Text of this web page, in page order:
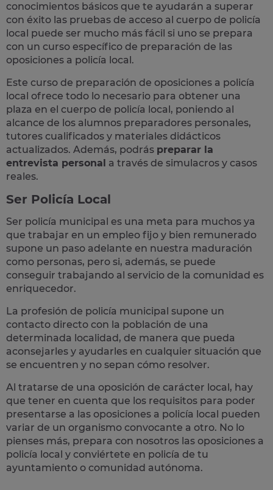
conocimientos básicos que te ayudarán a superar
con éxito las pruebas de acceso al cuerpo de policía
local puede ser mucho más fácil si uno se prepara
con un curso específico de preparación de las
oposiciones a policía local.
Este curso de preparación de oposiciones a policía
local ofrece todo lo necesario para obtener una
plaza en el cuerpo de policía local, poniendo al
alcance de los alumnos preparadores personales,
tutores cualificados y materiales didácticos
actualizados. Además, podrás preparar la
entrevista personal a través de simulacros y casos
reales.
Ser Policía Local
Ser policía municipal es una meta para muchos ya
que trabajar en un empleo fijo y bien remunerado
supone un paso adelante en nuestra maduración
como personas, pero si, además, se puede
conseguir trabajando al servicio de la comunidad es
enriquecedor.
La profesión de policía municipal supone un
contacto directo con la población de una
determinada localidad, de manera que pueda
aconsejarles y ayudarles en cualquier situación que
se encuentren y no sepan cómo resolver.
Al tratarse de una oposición de carácter local, hay
que tener en cuenta que los requisitos para poder
presentarse a las oposiciones a policía local pueden
variar de un organismo convocante a otro. No lo
pienses más, prepara con nosotros las oposiciones a
policía local y conviértete en policía de tu
ayuntamiento o comunidad autónoma.